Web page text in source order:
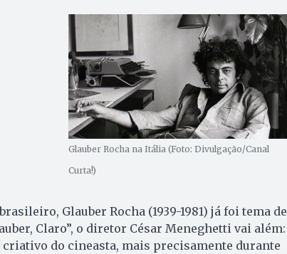
Glauber Rocha na Itália (Foto: Divulgação/Canal
Curta!)
Glauber Rocha (1939-1981) já foi tema de
Claro”, o diretor César Meneghetti vai além:
do cineasta, mais precisamente durante